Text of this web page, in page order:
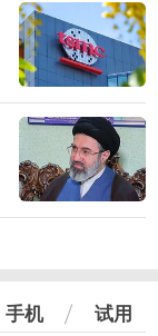
手机 试用